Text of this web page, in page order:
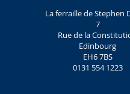
La ferraille de Stephen
7
Rue de la
Edinbourg
EH6 7BS
0131 554 1223